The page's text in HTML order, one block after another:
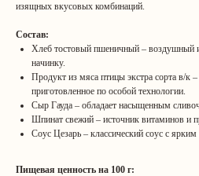
изящных вкусовых комбинаций.
Состав:
Хлеб тостовый пшеничный – воздушный
начинку.
Продукт из мяса птицы экстра сорта в/к
приготовленное по особой технологии.
Сыр Гауда – обладает насыщенным
Шпинат свежий – источник витаминов и
Соус Цезарь – классический соус с
Пищевая ценность на 100 г: